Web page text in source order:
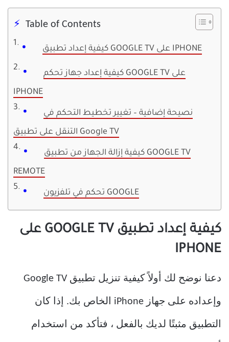
Table of Contents
كيفية إعداد تطبيق GOOGLE TV على IPHONE
كيفية إعداد جهاز تحكم GOOGLE TV على
IPHONE
نصيحة إضافية – تغيير تخطيط التحكم في
التنقل على تطبيق Google TV
كيفية إزالة الجهاز من تطبيق GOOGLE TV
REMOTE
تحكم في تلفزيون GOOGLE
كيفية إعداد تطبيق GOOGLE TV على
IPHONE
دعنا نوضح لك أولاً كيفية تنزيل تطبيق Google TV
وإعداده على جهاز iPhone الخاص بك. إذا كان
التطبيق مثبتًا لديك بالفعل ، فتأكد من استخدام